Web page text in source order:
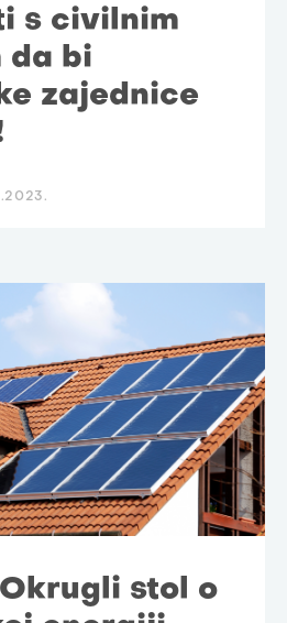
s civilnim
da bi
zajednice
Okrugli stol o